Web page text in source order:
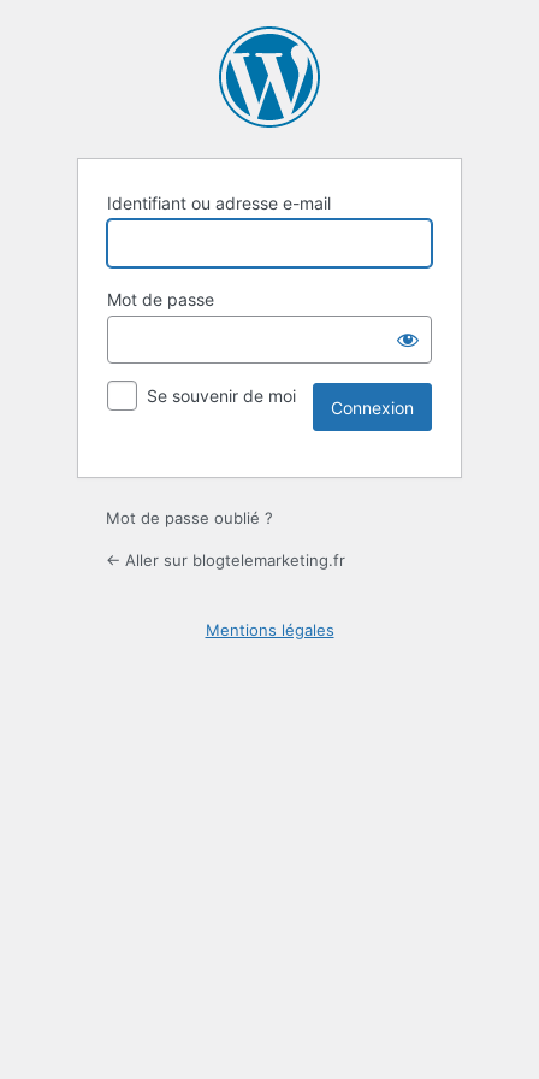
Identifiant ou adresse e-mail
Mot de passe
Se souvenir de moi
Mot de passe oublié ?
← Aller sur blogtelemarketing.fr
Mentions légales